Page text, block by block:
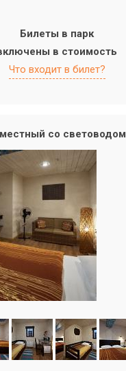
Билеты в парк
в стоимость
Что входит в билет?
со световодом